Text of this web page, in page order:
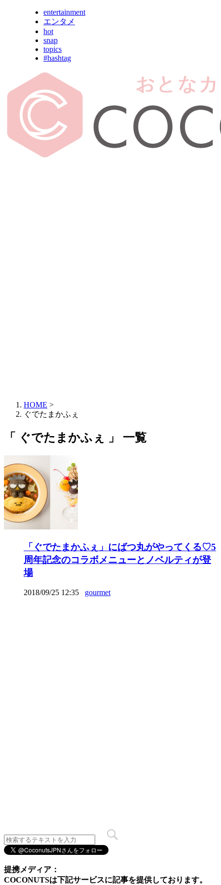
entertainment
エンタメ
hot
snap
topics
#hashtag
HOME >
ぐでたまかふぇ
「 ぐでたまかふぇ 」 一覧
「ぐでたまかふぇ」にばつ丸がやってくる♡5
周年記念のコラボメニューとノベルティが登
場
2018/09/25 12:35 gourmet
提携メディア：
COCONUTSは下記サービスに記事を提供しております。